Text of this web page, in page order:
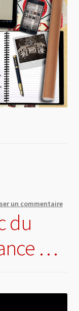
un commentaire
du
…